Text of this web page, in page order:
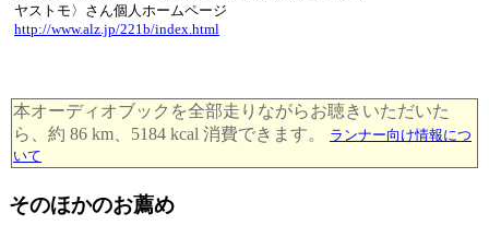
ヤストモ〉さん個人ホームページ
http://www.alz.jp/221b/index.html
本オーディオブックを全部走りながらお聴きいただいた
ら、約 86 km、5184 kcal 消費できます。
ランナー向け情報につ
いて
そのほかのお薦め